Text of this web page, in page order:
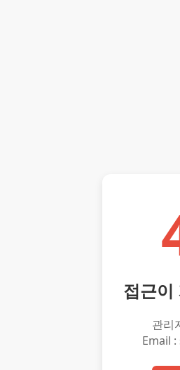
접근이
관리
Email